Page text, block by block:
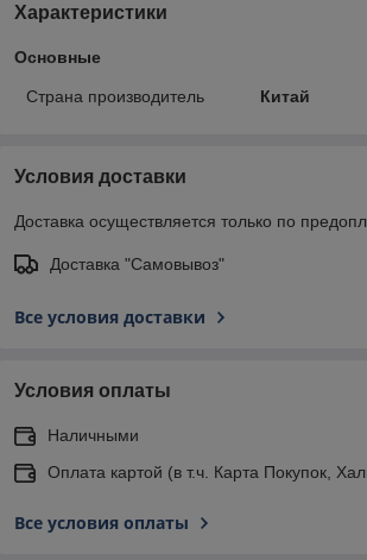
Характеристики
Основные
Страна производитель Китай
Условия доставки
Доставка осуществляется только по
Доставка "Самовывоз"
Все условия доставки
Условия оплаты
Наличными
Оплата картой (в т.ч. Карта Покупок,
Все условия оплаты